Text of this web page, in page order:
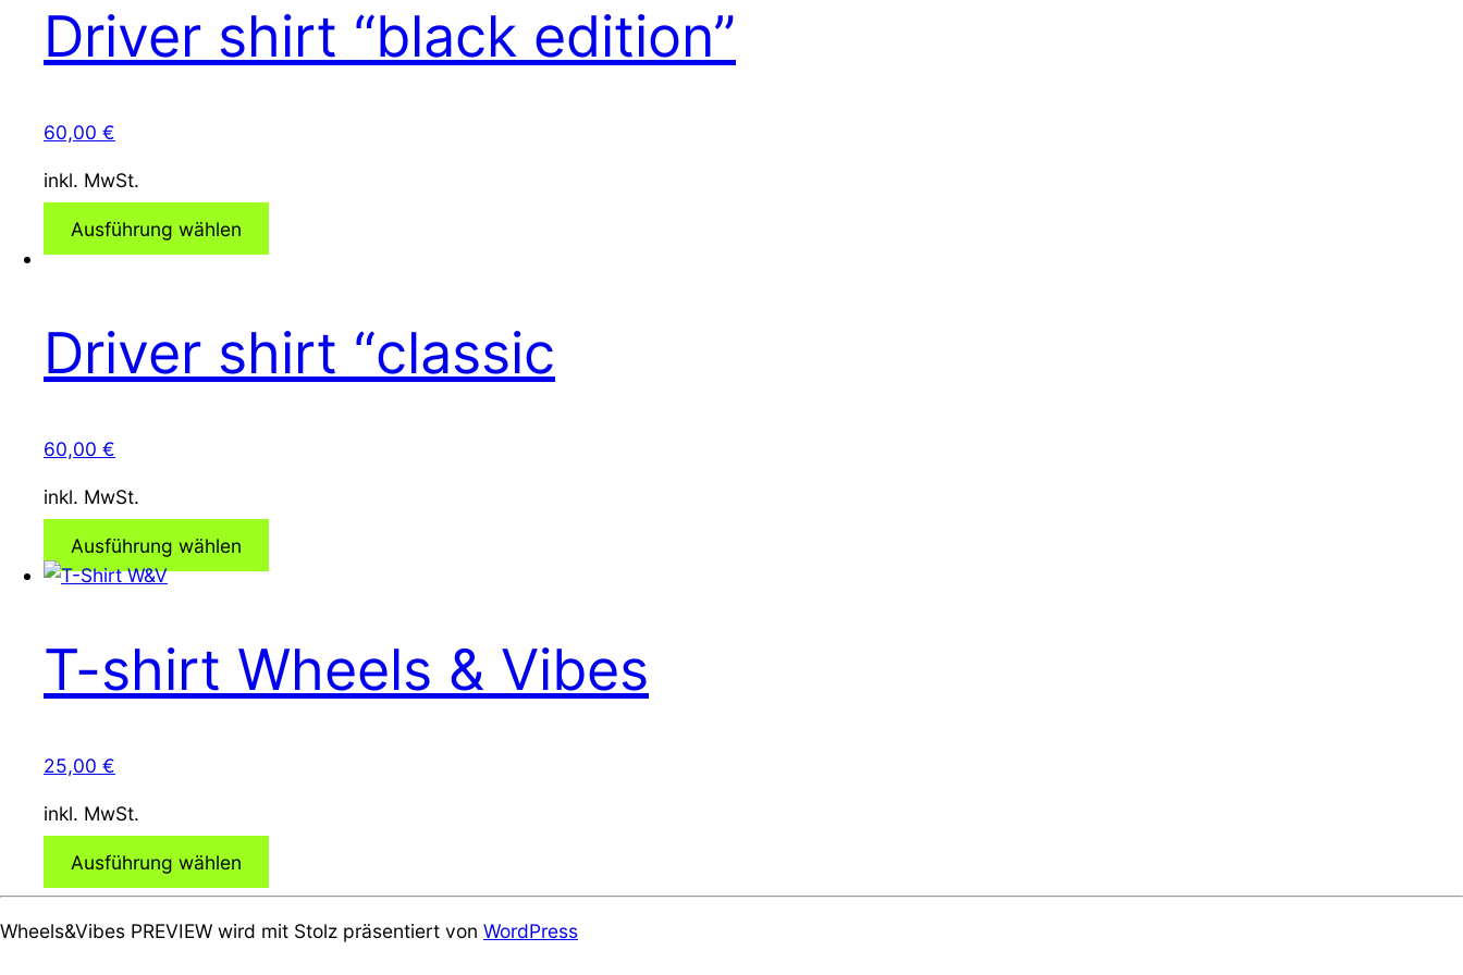
Driver shirt “black edition”
60,00 €
inkl. MwSt.
Ausführung wählen
Driver shirt “classic
60,00 €
inkl. MwSt.
Ausführung wählen
T-shirt Wheels & Vibes
25,00 €
inkl. MwSt.
Ausführung wählen
Wheels&Vibes PREVIEW wird mit Stolz präsentiert von WordPress